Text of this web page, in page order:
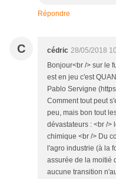
Répondre
C cédric 28/05/2018
Bonjour<br /> sur le
est en jeu c'est
Pablo Servigne
Comment tout peut
peu, mais bon tout
dévastateurs : <br />
chimique <br /> Du
l'agro industrie (à la
assurée de la moitié
aucune transition